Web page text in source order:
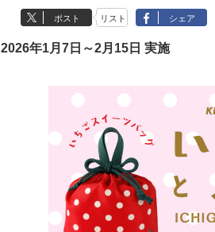
ポスト リスト シェア
2026年1月7日～2月15日 実施